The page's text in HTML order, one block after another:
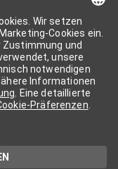
Anwendungen
fallen nur nach einer
Agentur.
für die
genutzt.
Verwendung ist nur mit
gerne zur Verfügung.